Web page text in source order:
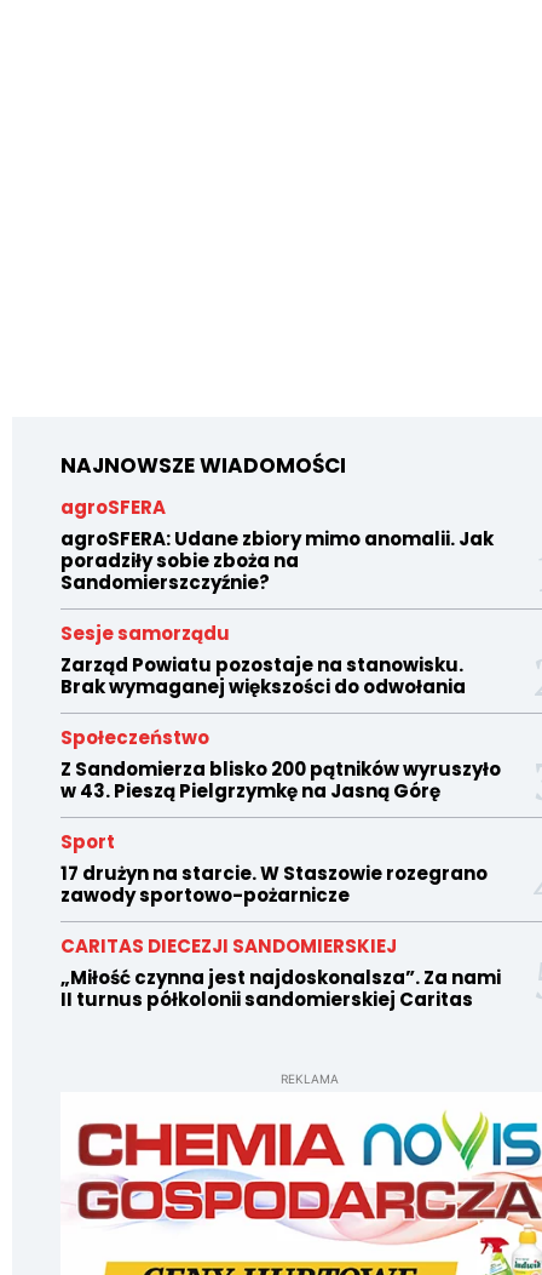
NAJNOWSZE WIADOMOŚCI
agroSFERA
agroSFERA: Udane zbiory mimo anomalii. Jak
poradziły sobie zboża na
Sandomierszczyźnie?
Sesje samorządu
Zarząd Powiatu pozostaje na stanowisku.
Brak wymaganej większości do odwołania
Społeczeństwo
Z Sandomierza blisko 200 pątników wyruszyło
w 43. Pieszą Pielgrzymkę na Jasną Górę
Sport
17 drużyn na starcie. W Staszowie rozegrano
zawody sportowo-pożarnicze
CARITAS DIECEZJI SANDOMIERSKIEJ
„Miłość czynna jest najdoskonalsza”. Za nami
II turnus półkolonii sandomierskiej Caritas
REKLAMA